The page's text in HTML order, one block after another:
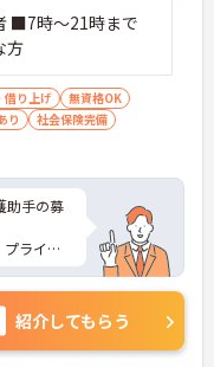
■7時～21時まで
方
借り上げ
無資格OK
り
社会保険完備
助手の募
ライベ
長期的に
問い合わ
紹介してもらう